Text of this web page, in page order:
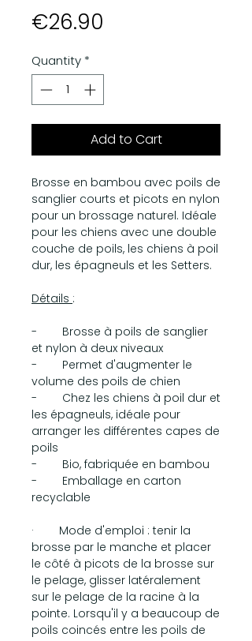
€26.90
Quantity *
Add to Cart
Brosse en bambou avec poils de
sanglier courts et picots en nylon
pour un brossage naturel. Idéale
pour les chiens avec une double
couche de poils, les chiens à poil
dur, les épagneuls et les Setters.
Détails :
- Brosse à poils de sanglier
et nylon à deux niveaux
- Permet d'augmenter le
volume des poils de chien
- Chez les chiens à poil dur et
les épagneuls, idéale pour
arranger les différentes capes de
poils
- Bio, fabriquée en bambou
- Emballage en carton
recyclable
· Mode d'emploi : tenir la
brosse par le manche et placer
le côté à picots de la brosse sur
le pelage, glisser latéralement
sur le pelage de la racine à la
pointe. Lorsqu'il y a beaucoup de
poils coincés entre les poils de